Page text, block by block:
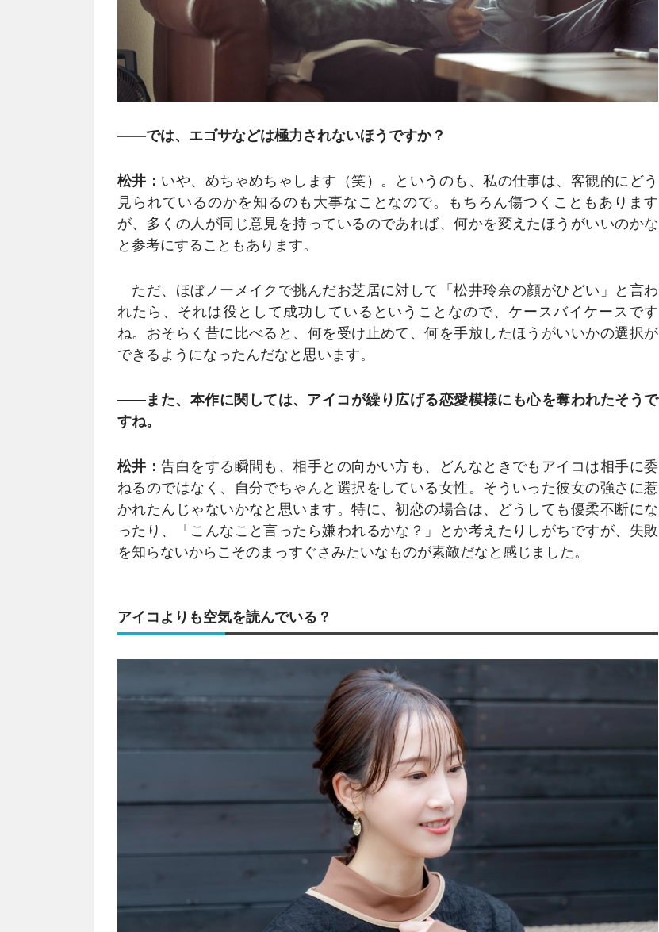
――では、エゴサなどは極力されないほうですか？
松井： いや、めちゃめちゃします（笑）。というのも、私の仕事は、客観的にどう
見られているのかを知るのも大事なことなので。もちろん傷つくこともあります
が、多くの人が同じ意見を持っているのであれば、何かを変えたほうがいいのかな
と参考にすることもあります。
ただ、ほぼノーメイクで挑んだお芝居に対して「松井玲奈の顔がひどい」と言わ
れたら、それは役として成功しているということなので、ケースバイケースです
ね。おそらく昔に比べると、何を受け止めて、何を手放したほうがいいかの選択が
できるようになったんだなと思います。
――また、本作に関しては、アイコが繰り広げる恋愛模様にも心を奪われたそうで
すね。
松井：告白をする瞬間も、相手との向かい方も、どんなときでもアイコは相手に委
ねるのではなく、自分でちゃんと選択をしている女性。そういった彼女の強さに惹
かれたんじゃないかなと思います。特に、初恋の場合は、どうしても優柔不断にな
ったり、「こんなこと言ったら嫌われるかな？」とか考えたりしがちですが、失敗
を知らないからこそのまっすぐさみたいなものが素敵だなと感じました。
アイコよりも空気を読んでいる？